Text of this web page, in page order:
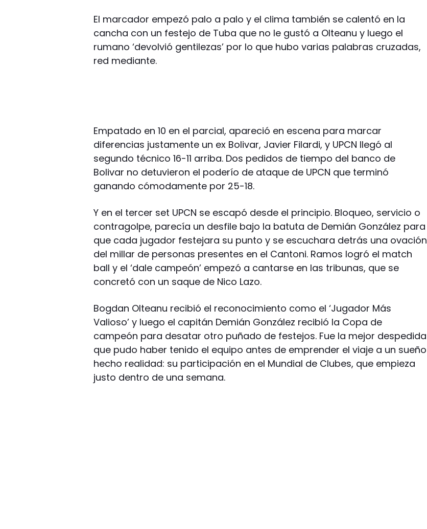
El marcador empezó palo a palo y el clima también se calentó en la
cancha con un festejo de Tuba que no le gustó a Olteanu y luego el
rumano ‘devolvió gentilezas’ por lo que hubo varias palabras cruzadas,
red mediante.
Empatado en 10 en el parcial, apareció en escena para marcar
diferencias justamente un ex Bolivar, Javier Filardi, y UPCN llegó al
segundo técnico 16-11 arriba. Dos pedidos de tiempo del banco de
Bolivar no detuvieron el poderío de ataque de UPCN que terminó
ganando cómodamente por 25-18.
Y en el tercer set UPCN se escapó desde el principio. Bloqueo, servicio o
contragolpe, parecía un desfile bajo la batuta de Demián González para
que cada jugador festejara su punto y se escuchara detrás una ovación
del millar de personas presentes en el Cantoni. Ramos logró el match
ball y el ‘dale campeón’ empezó a cantarse en las tribunas, que se
concretó con un saque de Nico Lazo.
Bogdan Olteanu recibió el reconocimiento como el ‘Jugador Más
Valioso’ y luego el capitán Demián González recibió la Copa de
campeón para desatar otro puñado de festejos. Fue la mejor despedida
que pudo haber tenido el equipo antes de emprender el viaje a un sueño
hecho realidad: su participación en el Mundial de Clubes, que empieza
justo dentro de una semana.